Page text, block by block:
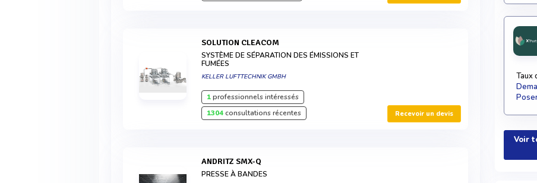
SOLUTION CLEACOM
SYSTÈME DE SÉPARATION DES ÉMISSIONS ET
FUMÉES
KELLER LUFTTECHNIK GMBH
1professionnels intéressés
1304consultations récentes Recevoir un devis
ANDRITZ SMX-Q
PRESSE À BANDES
Taux
Voir